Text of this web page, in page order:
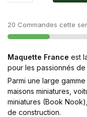
20 Commandes cette
Maquette France est
pour les passionnés de
Parmi une large
maisons miniatures,
miniatures (Book
de construction.